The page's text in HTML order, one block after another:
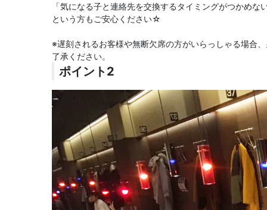
「気になる子と連絡先を交換するタイミングがつかめな
という方もご安心ください☆
※遅刻されるお客様や無断欠席の方がいらっしゃる場合
了承ください。
ポイント2